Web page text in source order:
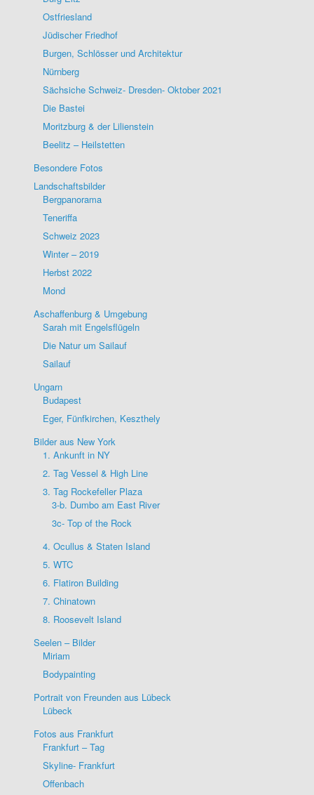
Ostfriesland
Jüdischer Friedhof
Burgen, Schlösser und Architektur
Nürnberg
Sächsiche Schweiz- Dresden- Oktober 2021
Die Bastei
Moritzburg & der Lilienstein
Beelitz – Heilstetten
Besondere Fotos
Landschaftsbilder
Bergpanorama
Teneriffa
Schweiz 2023
Winter – 2019
Herbst 2022
Mond
Aschaffenburg & Umgebung
Sarah mit Engelsflügeln
Die Natur um Sailauf
Sailauf
Ungarn
Budapest
Eger, Fünfkirchen, Keszthely
Bilder aus New York
1. Ankunft in NY
2. Tag Vessel & High Line
3. Tag Rockefeller Plaza
3-b. Dumbo am East River
3c- Top of the Rock
4. Ocullus & Staten Island
5. WTC
6. Flatiron Building
7. Chinatown
8. Roosevelt Island
Seelen – Bilder
Miriam
Bodypainting
Portrait von Freunden aus Lübeck
Lübeck
Fotos aus Frankfurt
Frankfurt – Tag
Skyline- Frankfurt
Offenbach